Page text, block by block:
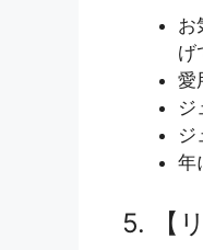
お
げ
愛
ジ
ジ
年
5. 【